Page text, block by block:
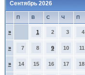
Сентябрь 2026
П В С Ч П
» 1 2 3 4
» 7 8 9 10 11
» 14 15 16 17 18